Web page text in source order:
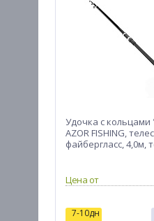
Удочка с
AZOR FISHING,
файбергласс, 4,0м,
Цена от
7-10дн